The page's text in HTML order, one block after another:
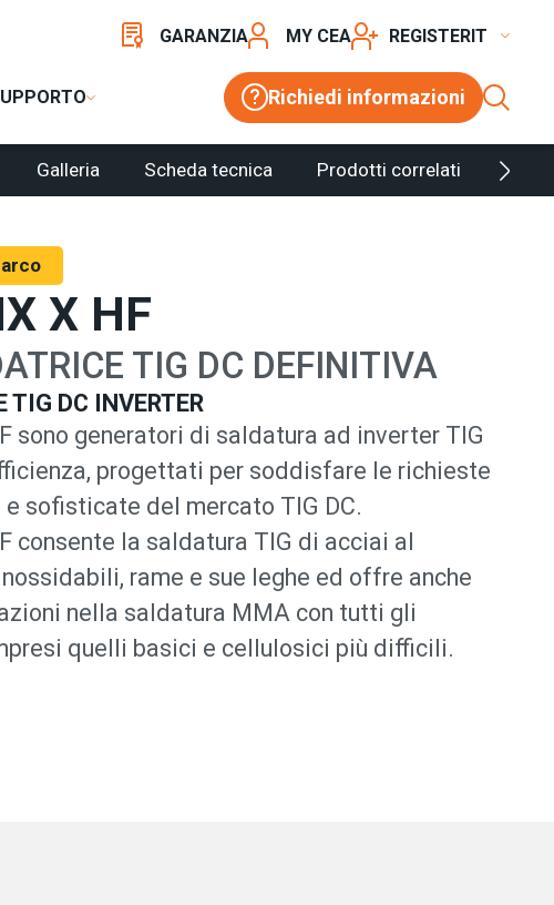
Richiedi informazioni
GARANZIA MY CEA REGISTER
Galleria Scheda tecnica Prodotti correlati
X HF
TIG DC DEFINITIVA
TIG DC INVERTER
sono generatori di saldatura ad inverter TIG
progettati per soddisfare le richieste
e sofisticate del mercato TIG DC.
consente la saldatura TIG di acciai al
rame e sue leghe ed offre anche
nella saldatura MMA con tutti gli
quelli basici e cellulosici più difficili.